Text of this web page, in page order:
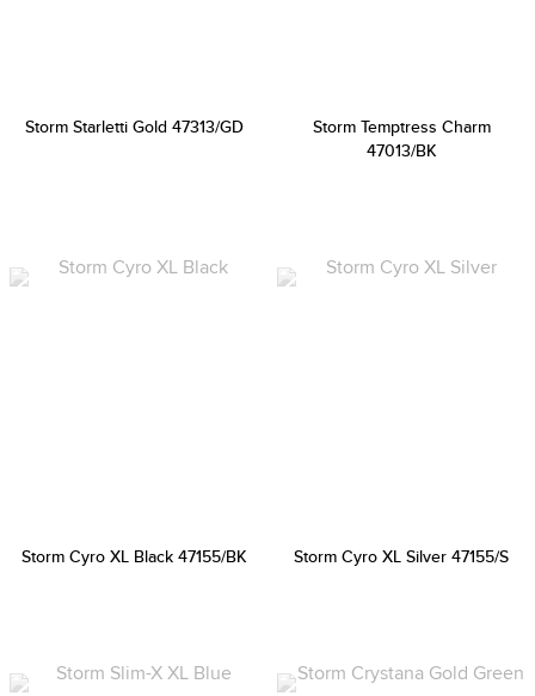
Storm Starletti Gold 47313/GD
Storm Temptress Charm
47013/BK
Storm Cyro XL Black 47155/BK Storm Cyro XL Silver 47155/S